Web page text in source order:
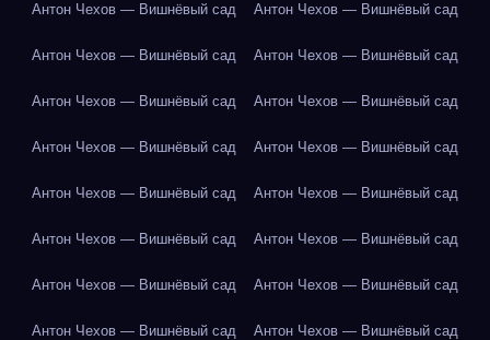
Антон Чехов — Вишнёвый сад Антон Чехов — Вишнёвый сад
Антон Чехов — Вишнёвый сад Антон Чехов — Вишнёвый сад
Антон Чехов — Вишнёвый сад Антон Чехов — Вишнёвый сад
Антон Чехов — Вишнёвый сад Антон Чехов — Вишнёвый сад
Антон Чехов — Вишнёвый сад Антон Чехов — Вишнёвый сад
Антон Чехов — Вишнёвый сад Антон Чехов — Вишнёвый сад
Антон Чехов — Вишнёвый сад Антон Чехов — Вишнёвый сад
Антон Чехов — Вишнёвый сад Антон Чехов — Вишнёвый сад